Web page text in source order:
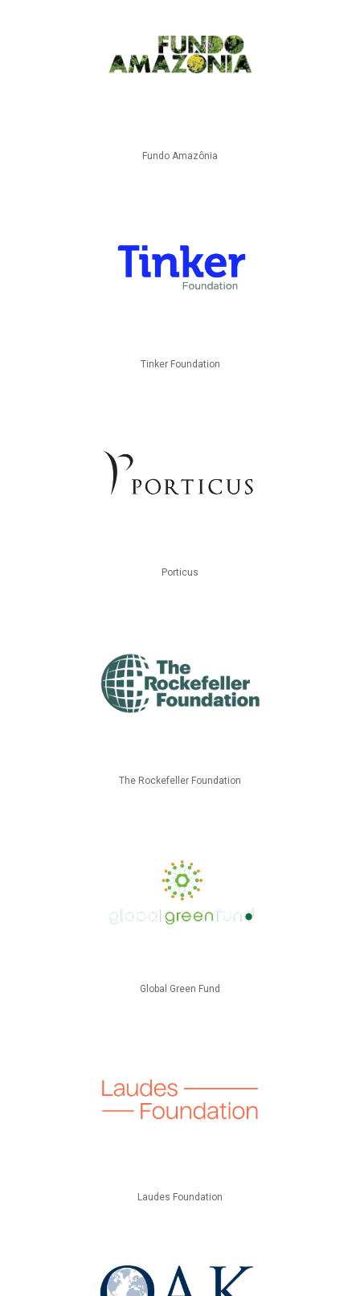
Fundo Amazônia
Tinker Foundation
Porticus
The Rockefeller Foundation
Global Green Fund
Laudes Foundation